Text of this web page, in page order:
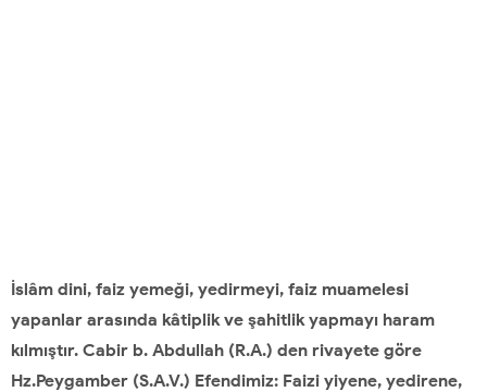
İslâm dini, faiz yemeği, yedirmeyi, faiz muamelesi
yapanlar arasında kâtiplik ve şahitlik yapmayı haram
kılmıştır. Cabir b. Abdullah (R.A.) den rivayete göre
Hz.Peygamber (S.A.V.) Efendimiz: Faizi yiyene, yedirene,